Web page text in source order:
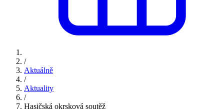
/
Aktuálně
/
Aktuality
/
Hasičská okrsková soutěž